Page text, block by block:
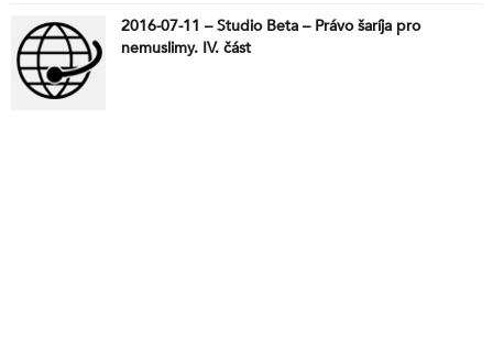
2016-07-11 – Studio Beta – Právo šaríja pro
nemuslimy. IV. část